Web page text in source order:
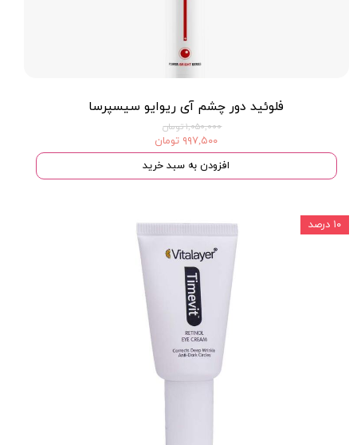
فلوئید دور چشم آی ریوایو سیسپرسا
۱,۰۵۰,۰۰۰ تومان
۹۹۷,۵۰۰ تومان
افزودن به سبد خرید
۱۰ درصد